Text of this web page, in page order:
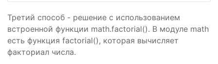
Третий способ - решение с использованием
встроенной функции math.factorial(). В модуле math
есть функция factorial(), которая вычисляет
факториал числа.